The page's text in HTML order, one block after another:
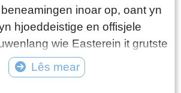
inoar op, oant yn
hjoeddeistige en offisjele
wie Easterein it grutste
doarp fan de gritenij dêr 't ta it
In gritenij wie yn it
Lês mear